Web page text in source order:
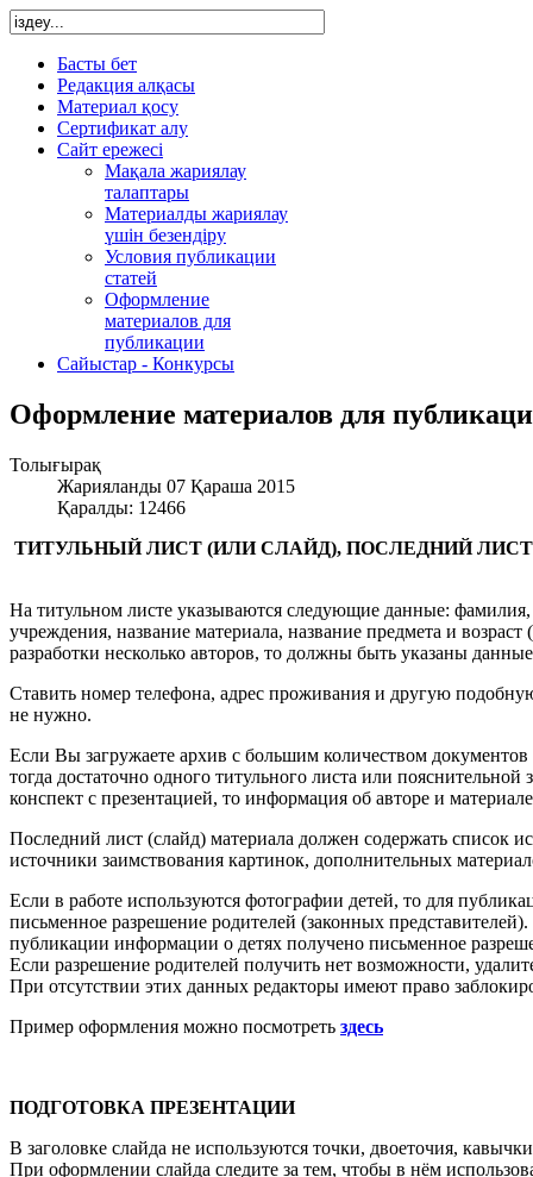
Басты бет
Редакция алқасы
Материал қосу
Сертификат алу
Сайт ережесі
Мақала жариялау
талаптары
Материалды жариялау
үшін безендіру
Условия публикации
статей
Оформление
материалов для
публикации
Сайыстар - Конкурсы
Оформление материалов для
Толығырақ
Жарияланды 07 Қараша 2015
Қаралды: 12466
ТИТУЛЬНЫЙ ЛИСТ (ИЛИ СЛАЙД), ПОСЛЕДНИЙ ЛИСТ
На титульном листе указываются следующие данные: фамилия,
учреждения, название материала, название предмета и
разработки несколько авторов, то должны быть указаны
Ставить номер телефона, адрес проживания и другую
не нужно.
Если Вы загружаете архив с большим количеством
тогда достаточно одного титульного листа или
конспект с презентацией, то информация об авторе и
Последний лист (слайд) материала должен содержать список
источники заимствования картинок, дополнительных
Если в работе используются фотографии детей, то для
письменное разрешение родителей (законных
публикации информации о детях получено письменное
Если разрешение родителей получить нет возможности,
При отсутствии этих данных редакторы имеют право
Пример оформления можно посмотреть здесь
ПОДГОТОВКА ПРЕЗЕНТАЦИИ
В заголовке слайда не используются точки, двоеточия,
При оформлении слайда следите за тем, чтобы в нём